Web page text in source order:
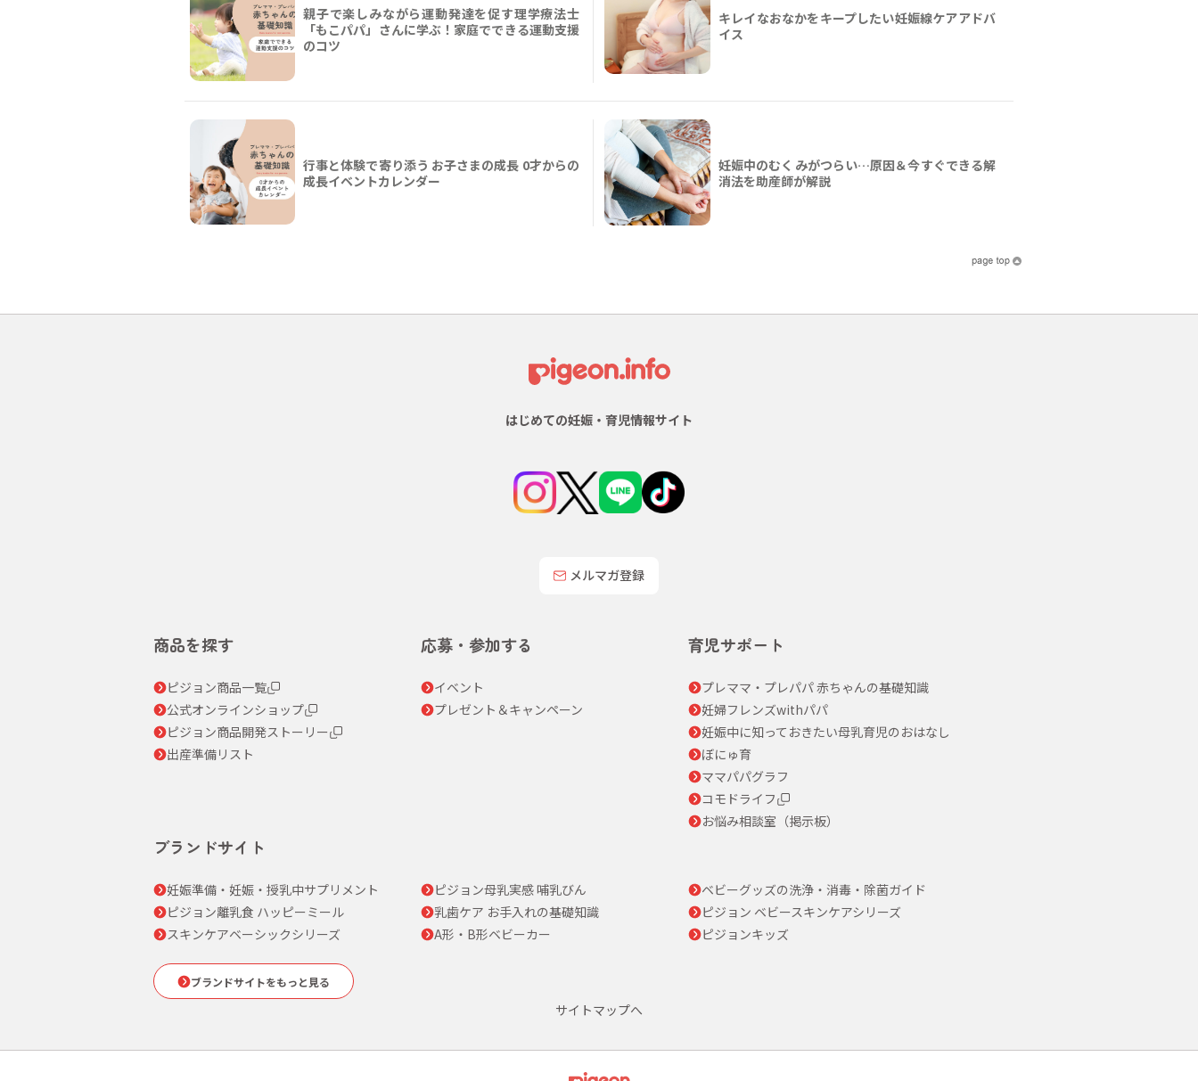
親子で楽しみながら運動発達を促す理学療法士
「もこパパ」さんに学ぶ！家庭でできる運動支援
のコツ
キレイなおなかをキープしたい妊娠線ケアアドバ
イス
行事と体験で寄り添う お子さまの成長 0才からの
成長イベントカレンダー
妊娠中のむくみがつらい…原因＆今すぐできる解
消法を助産師が解説
はじめての妊娠・育児情報サイト
メルマガ登録
商品を探す
ピジョン商品一覧
公式オンラインショップ
ピジョン商品開発ストーリー
出産準備リスト
応募・参加する
イベント
プレゼント＆キャンペーン
育児サポート
プレママ・プレパパ 赤ちゃんの基礎知識
妊婦フレンズwithパパ
妊娠中に知っておきたい母乳育児のおはなし
ぼにゅ育
ママパパグラフ
コモドライフ
お悩み相談室（掲示板）
ブランドサイト
妊娠準備・妊娠・授乳中サプリメント ピジョン母乳実感 哺乳びん
ベビーグッズの洗浄・消毒・除菌ガイド
ピジョン離乳食 ハッピーミール
乳歯ケア お手入れの基礎知識
ピジョン ベビースキンケアシリーズ
スキンケアベーシックシリーズ
A形・B形ベビーカー ピジョンキッズ
ブランドサイトをもっと見る
サイトマップへ